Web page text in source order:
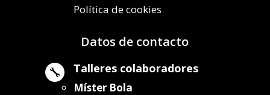
Política de cookies
Datos de contacto
 Talleres colaboradores
Míster Bola